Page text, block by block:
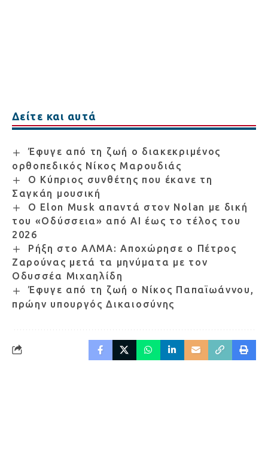
Δείτε και αυτά
Έφυγε από τη ζωή ο διακεκριμένος
ορθοπεδικός Νίκος Μαρουδιάς
Ο Κύπριος συνθέτης που έκανε τη
Σαγκάη μουσική
Ο Elon Musk απαντά στον Nolan με δική
του «Οδύσσεια» από AI έως το τέλος του
2026
Ρήξη στο ΑΛΜΑ: Αποχώρησε ο Πέτρος
Ζαρούνας μετά τα μηνύματα με τον
Οδυσσέα Μιχαηλίδη
Έφυγε από τη ζωή ο Νίκος Παπαϊωάννου,
πρώην υπουργός Δικαιοσύνης